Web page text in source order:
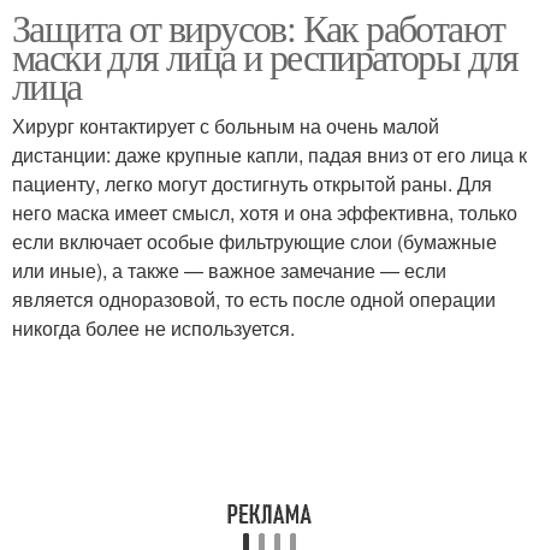
Защита от вирусов: Как работают
маски для лица и респираторы для
лица
Хирург контактирует с больным на очень малой
дистанции: даже крупные капли, падая вниз от его лица к
пациенту, легко могут достигнуть открытой раны. Для
него маска имеет смысл, хотя и она эффективна, только
если включает особые фильтрующие слои (бумажные
или иные), а также — важное замечание — если
является одноразовой, то есть после одной операции
никогда более не используется.